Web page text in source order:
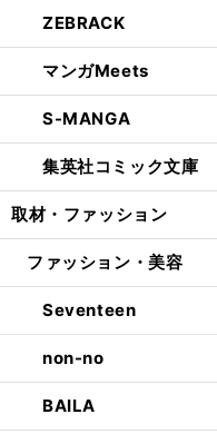
ZEBRACK
マンガMeets
S-MANGA
集英社コミック文庫
取材・ファッション
ファッション・美容
Seventeen
non-no
BAILA